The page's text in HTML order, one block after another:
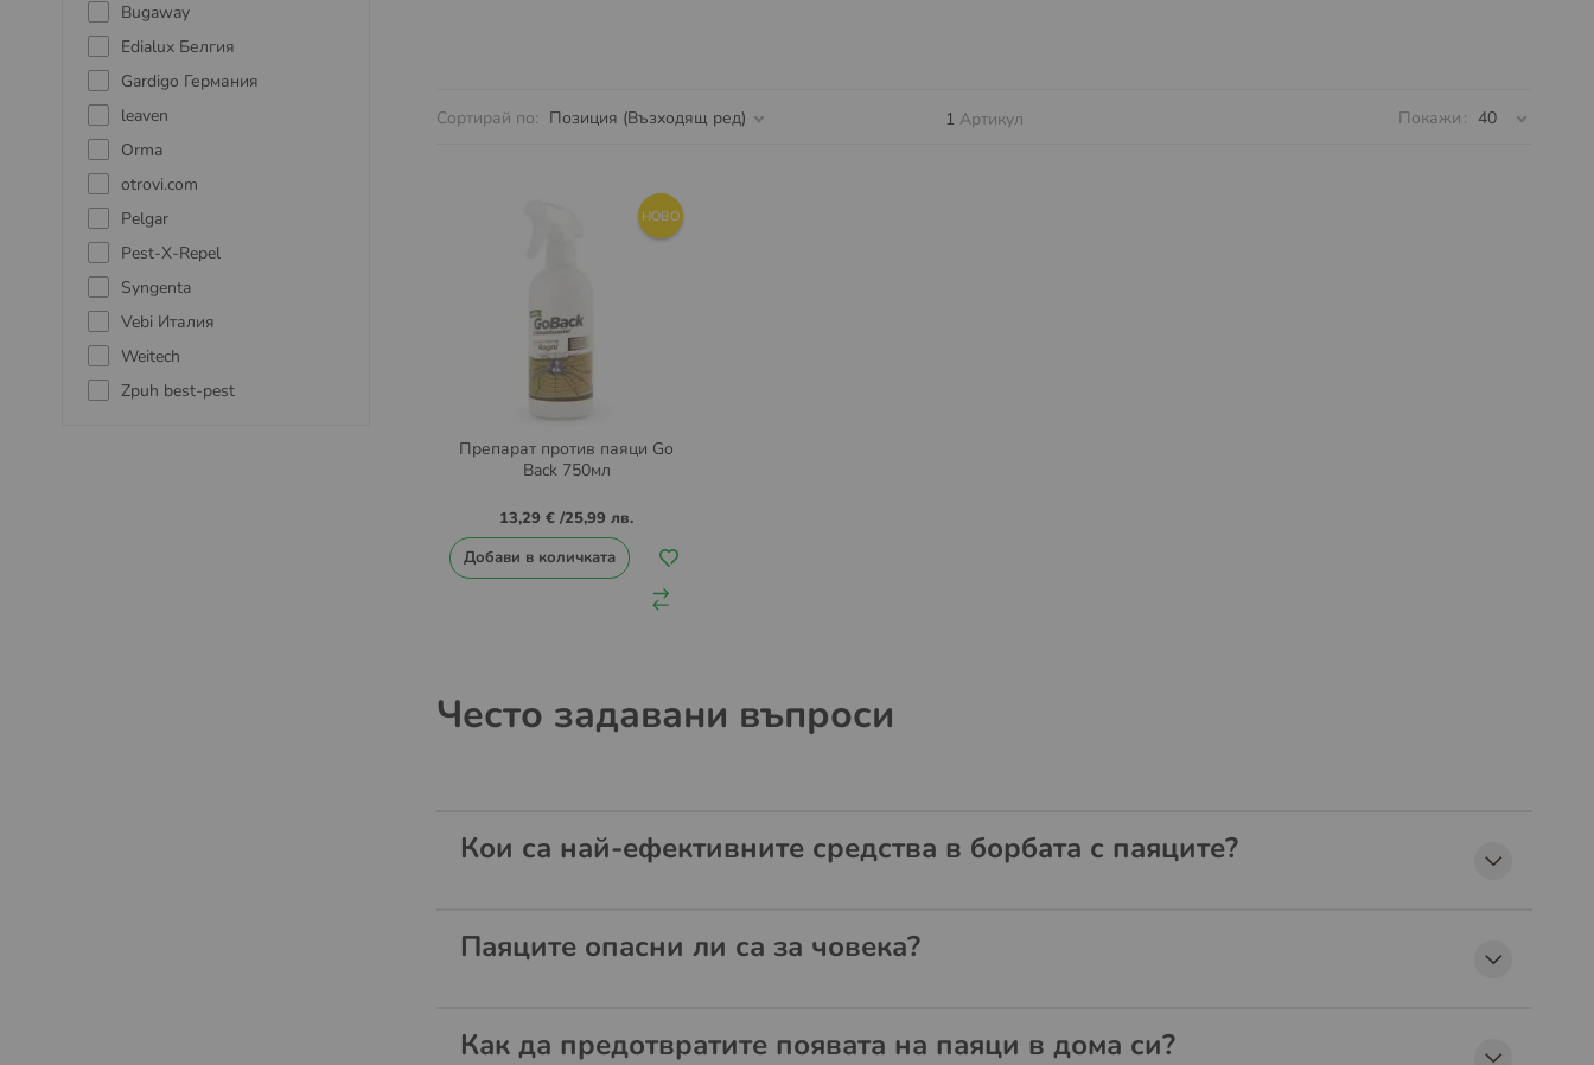
Сортирай по 1 Артикул Покажи
НОВО
Препарат против паяци Go
Back 750мл
13,29 € /25,99 лв.
Добави в количката
Често задавани въпроси
Кои са най-ефективните средства в борбата с паяците?
Паяците опасни ли са за човека?
Как да предотвратите появата на паяци в дома си?
Bugaway
Edialux Белгия
Gardigo Германия
leaven
Orma
otrovi.com
Pelgar
Pest-X-Repel
Syngenta
Vebi Италия
Weitech
Zpuh best-pest